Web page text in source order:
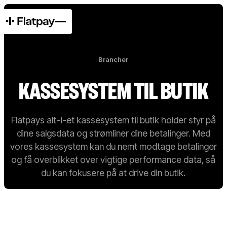
Brancher
KASSESYSTEM TIL BUTIK
Flatpays alt-i-et kassesystem til butik holder styr på
dine salgsdata og strømliner dine betalinger. Med
vores kassesystem kan du nemt modtage betalinger
og få overblikket over vigtige performance data, så
du kan fokusere på at drive din butik.